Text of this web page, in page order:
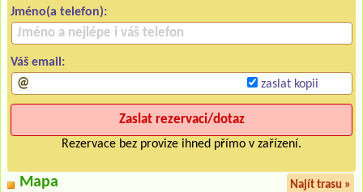
Jméno(a telefon):
Váš email:
zaslat kopii
Rezervace bez provize ihned přímo v zařízení.
Mapa Najít trasu »